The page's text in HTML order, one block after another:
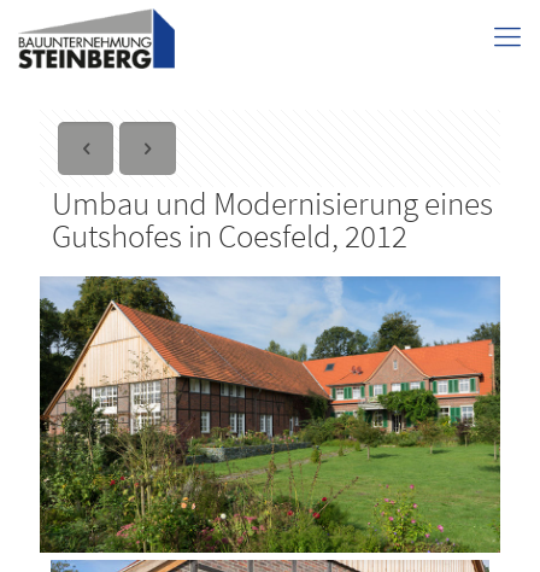
Umbau und Modernisierung eines
Gutshofes in Coesfeld, 2012